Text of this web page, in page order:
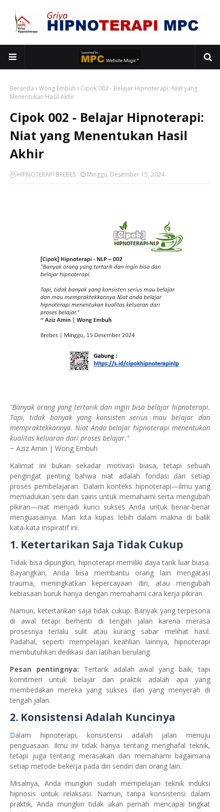
Beranda Wong Embuh
Cipok 002 - Belajar Hipnoterapi: Niat yang
Menentukan Hasil Akhir
Cipok 002 - Belajar Hipnoterapi:
Niat yang Menentukan Hasil
Akhir
HIPNOTERAPI BREBES Minggu, Desember 15, 2024
"Banyak orang yang tertarik dan ingin bisa belajar hipnoterapi.
Tapi, tidak banyak yang konsisten serius mau belajar dan
mempraktekkannya. Niat Anda belajar hipnoterapi menentukan
kualitas keluaran dari proses belajar."
~ Aziz Amin | Wong Embuh
Kalimat ini bukan sekadar motivasi biasa, tetapi sebuah
pengingat penting bahwa niat adalah fondasi dari setiap
proses pembelajaran. Dalam konteks hipnoterapi—ilmu yang
memadukan seni dan sains untuk memahami serta mengubah
pikiran—niat menjadi kunci sukses Anda untuk benar-benar
menguasainya. Mari kita kupas lebih dalam makna di balik
kata-kata inspiratif ini.
1. Ketertarikan Saja Tidak Cukup
Tidak bisa dipungkiri, hipnoterapi memiliki daya tarik luar biasa.
Bayangkan, Anda bisa membantu orang lain mengatasi
trauma, meningkatkan kepercayaan diri, atau mengubah
kebiasaan buruk hanya dengan memahami cara kerja pikiran.
Namun, ketertarikan saja tidak cukup. Banyak yang terpesona
di awal tetapi berhenti di tengah jalan karena merasa
prosesnya terlalu sulit atau kurang sabar melihat hasil.
Padahal, seperti mempelajari keahlian lainnya, hipnoterapi
membutuhkan dedikasi dan latihan berulang.
Pesan pentingnya: Tertarik adalah awal yang baik, tapi
komitmen untuk belajar dan praktik adalah apa yang
membedakan mereka yang sukses dari yang menyerah di
tengah jalan.
2. Konsistensi Adalah Kuncinya
Dalam hipnoterapi, konsistensi adalah jalan menuju
penguasaan. Ilmu ini tidak hanya tentang menghafal teknik,
tetapi juga tentang merasakan dan memahami bagaimana
setiap metode bekerja pada diri sendiri dan orang lain.
Misalnya, Anda mungkin sudah mempelajari teknik induksi
hipnosis untuk relaksasi. Namun, tanpa konsistensi dalam
praktik, Anda mungkin tidak akan pernah mencapai tingkat